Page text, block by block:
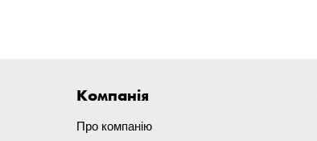
Компанія
Про компанію